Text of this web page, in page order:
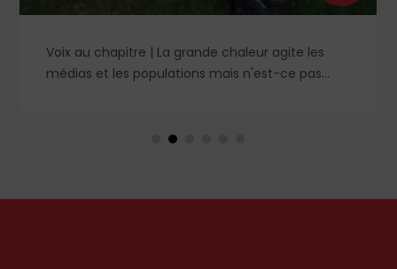
Voix au chapitre | La grande chaleur agite les
médias et les populations mais n'est-ce pas
paralysantes. Petit guide de l'essentiel pour un